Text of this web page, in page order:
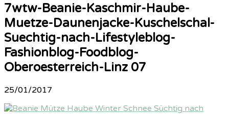
7wtw-Beanie-Kaschmir-Haube-
Muetze-Daunenjacke-Kuschelschal-
Suechtig-nach-Lifestyleblog-
Fashionblog-Foodblog-
Oberoesterreich-Linz 07
25/01/2017